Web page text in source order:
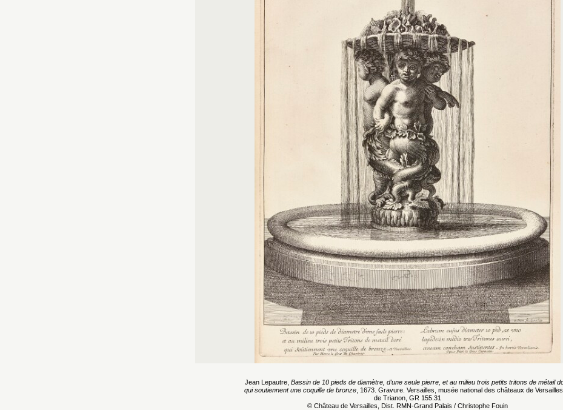
Jean Lepautre, Bassin de 10 pieds de diamètre, d’une seule pierre, et au milieu trois petits tritons de métail
qui soutiennent une coquille de bronze , 1673. Gravure. Versailles, musée national des châteaux de
de Trianon, GR 155.31
© Château de Versailles, Dist. RMN-Grand Palais / Christophe Fouin